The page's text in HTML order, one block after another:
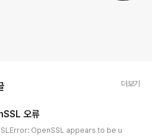
더보기
오류
OpenSSL appears to be u